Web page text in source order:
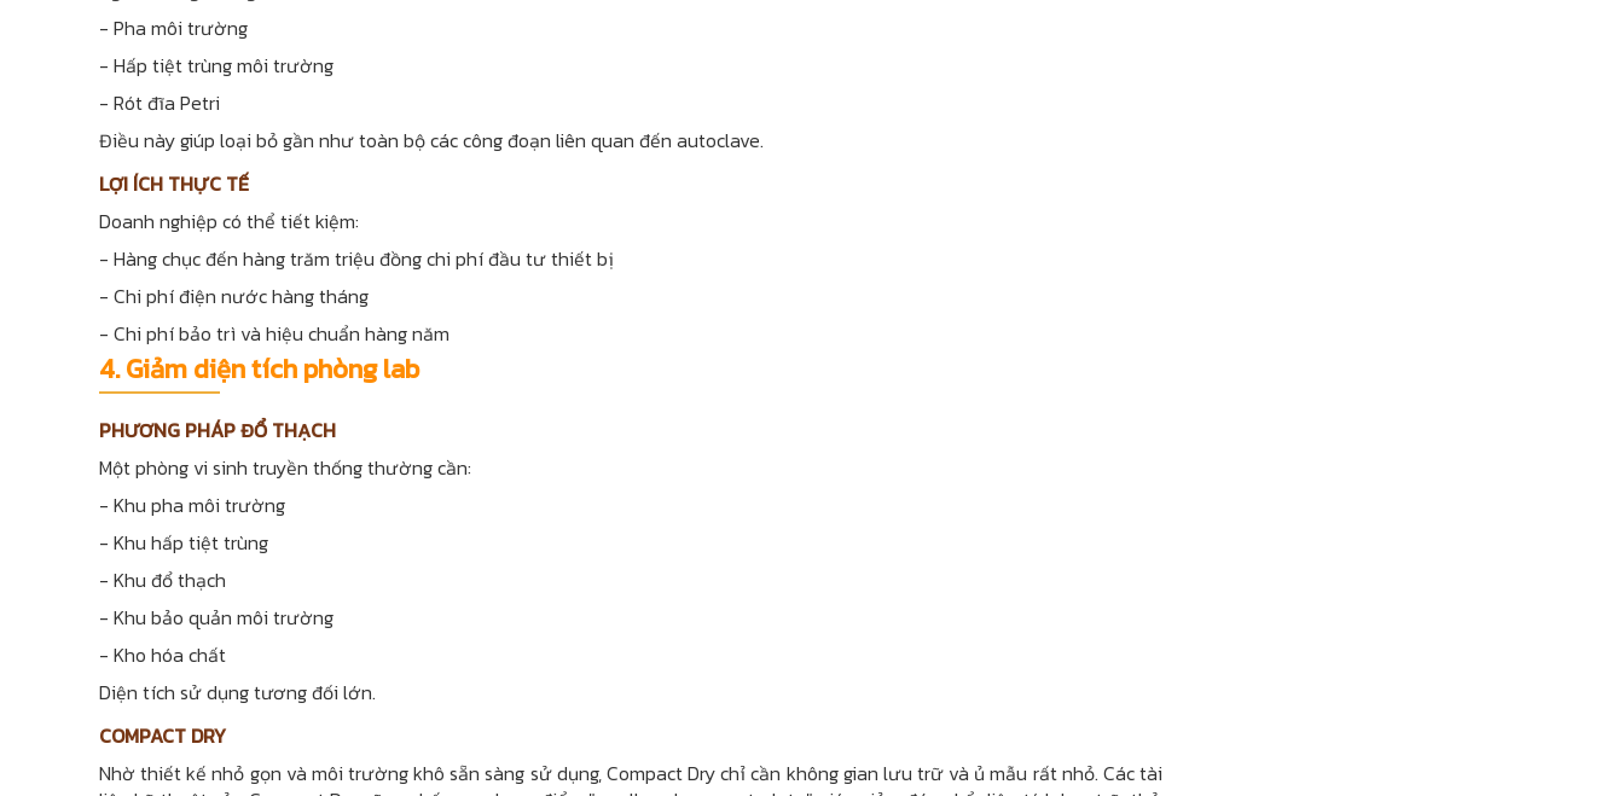
- Pha môi trường
- Hấp tiệt trùng môi trường
- Rót đĩa Petri
Điều này giúp loại bỏ gần như toàn bộ các công đoạn liên quan đến autoclave.
LỢI ÍCH THỰC TẾ
Doanh nghiệp có thể tiết kiệm:
- Hàng chục đến hàng trăm triệu đồng chi phí đầu tư thiết bị
- Chi phí điện nước hàng tháng
- Chi phí bảo trì và hiệu chuẩn hàng năm
4. Giảm diện tích phòng lab
PHƯƠNG PHÁP ĐỔ THẠCH
Một phòng vi sinh truyền thống thường cần:
- Khu pha môi trường
- Khu hấp tiệt trùng
- Khu đổ thạch
- Khu bảo quản môi trường
- Kho hóa chất
Diện tích sử dụng tương đối lớn.
COMPACT DRY
Nhờ thiết kế nhỏ gọn và môi trường khô sẵn sàng sử dụng, Compact Dry chỉ cần không gian lưu trữ và ủ mẫu rất nhỏ. Các tài